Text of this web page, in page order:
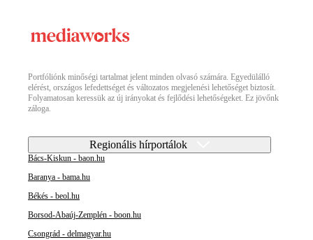
Portfóliónk minőségi tartalmat jelent minden olvasó számára. Egyedülálló
elérést, országos lefedettséget és változatos megjelenési lehetőséget biztosít.
Folyamatosan keressük az új irányokat és fejlődési lehetőségeket. Ez jövőnk
záloga.
Regionális hírportálok
Bács-Kiskun - baon.hu
Baranya - bama.hu
Békés - beol.hu
Borsod-Abaúj-Zemplén - boon.hu
Csongrád - delmagyar.hu